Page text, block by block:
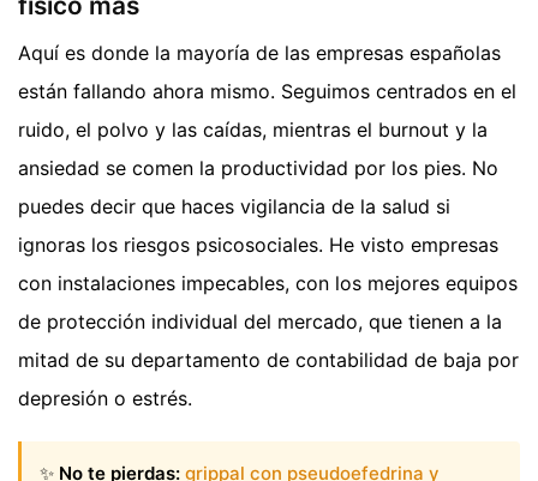
Aquí es donde la mayoría de las empresas españolas
están fallando ahora mismo. Seguimos centrados en el
ruido, el polvo y las caídas, mientras el burnout y la
ansiedad se comen la productividad por los pies. No
puedes decir que haces vigilancia de la salud si
ignoras los riesgos psicosociales. He visto empresas
con instalaciones impecables, con los mejores equipos
de protección individual del mercado, que tienen a la
mitad de su departamento de contabilidad de baja por
depresión o estrés.
✨ No te pierdas: grippal con pseudoefedrina y